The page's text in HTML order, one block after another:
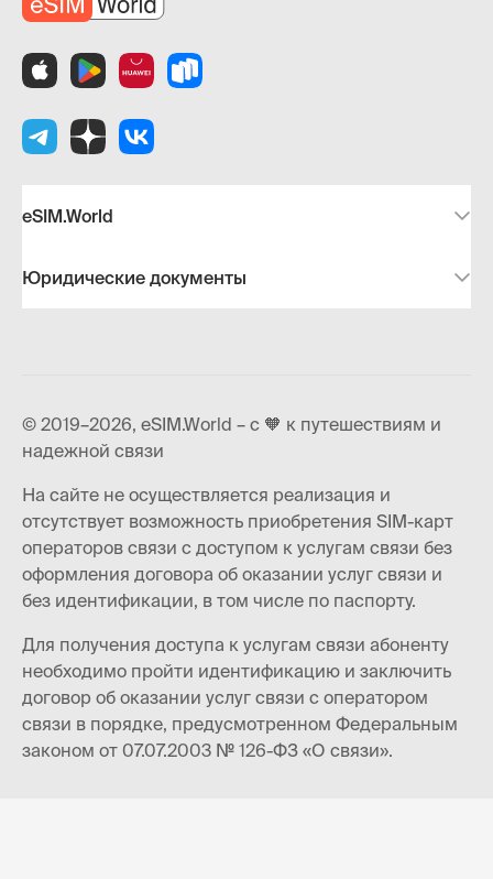
eSIM.World
Юридические документы
© 2019–2026, eSIM.World – с 🧡 к путешествиям и
надежной связи
На сайте не осуществляется реализация и
отсутствует возможность приобретения SIM-карт
операторов связи с доступом к услугам связи без
оформления договора об оказании услуг связи и
без идентификации, в том числе по паспорту.
Для получения доступа к услугам связи абоненту
необходимо пройти идентификацию и заключить
договор об оказании услуг связи с оператором
связи в порядке, предусмотренном Федеральным
законом от 07.07.2003 № 126-ФЗ «О связи».